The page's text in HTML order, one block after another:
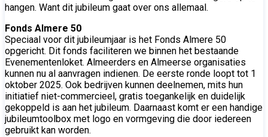
hangen. Want dit jubileum gaat over ons allemaal.
Fonds Almere 50
Speciaal voor dit jubileumjaar is het Fonds Almere 50
opgericht. Dit fonds faciliteren we binnen het bestaande
Evenementenloket. Almeerders en Almeerse organisaties
kunnen nu al aanvragen indienen. De eerste ronde loopt tot 1
oktober 2025. Ook bedrijven kunnen deelnemen, mits hun
initiatief niet-commercieel, gratis toegankelijk en duidelijk
gekoppeld is aan het jubileum. Daarnaast komt er een handige
jubileumtoolbox met logo en vormgeving die door iedereen
gebruikt kan worden.